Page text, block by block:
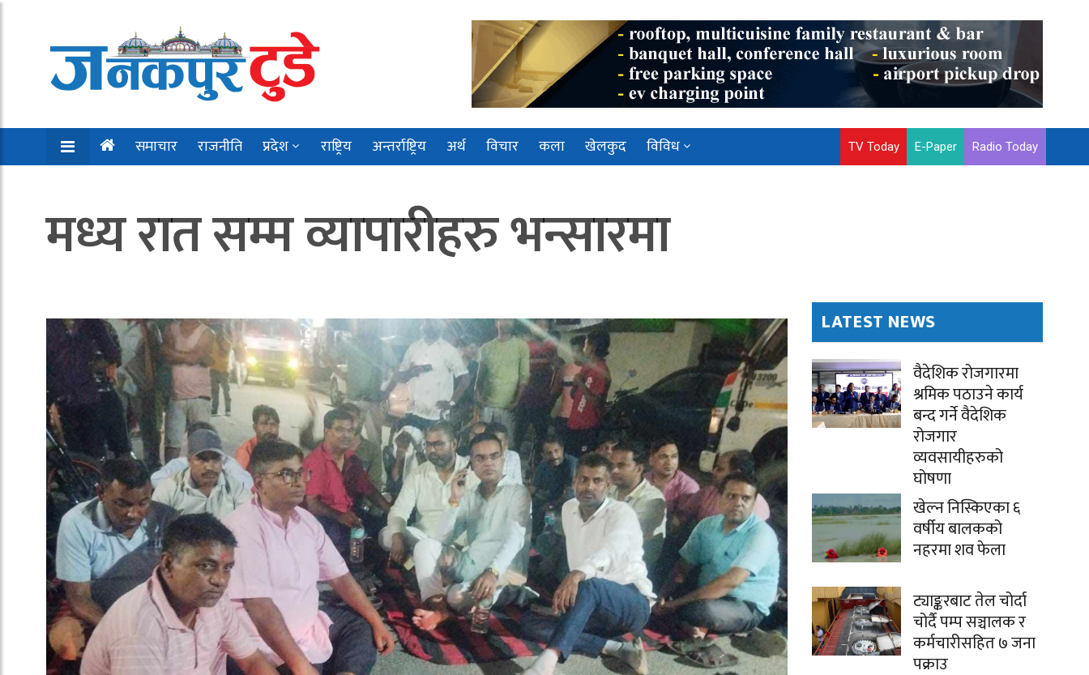
समाचार राजनीति प्रदेश राष्ट्रिय अन्तर्राष्ट्रिय अर्थ विचार कला खेलकुद विविध TV Today E-Paper Radio Today
मध्य रात सम्म व्यापारीहरु भन्सारमा
LATEST NEWS
वैदेशिक रोजगारमा
श्रमिक पठाउने कार्य
बन्द गर्ने वैदेशिक
रोजगार
व्यवसायीहरुको
घोषणा
खेल्न निस्किएका ६
वर्षीय बालकको
नहरमा शव फेला
ट्याङ्करबाट तेल चोर्दा
चोर्दै पम्प सञ्चालक र
कर्मचारीसहित ७ जना
पक्राउ